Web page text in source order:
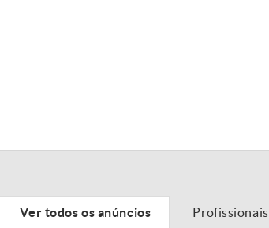
Ver todos os anúncios Profissionais